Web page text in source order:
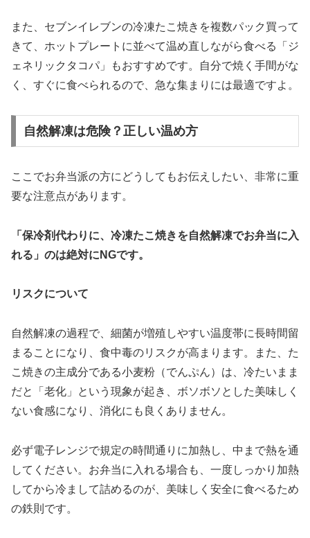
また、セブンイレブンの冷凍たこ焼きを複数パック買って
きて、ホットプレートに並べて温め直しながら食べる「ジ
ェネリックタコパ」もおすすめです。自分で焼く手間がな
く、すぐに食べられるので、急な集まりには最適ですよ。
自然解凍は危険？正しい温め方
ここでお弁当派の方にどうしてもお伝えしたい、非常に重
要な注意点があります。
「保冷剤代わりに、冷凍たこ焼きを自然解凍でお弁当に入
れる」のは絶対にNGです。
リスクについて
自然解凍の過程で、細菌が増殖しやすい温度帯に長時間留
まることになり、食中毒のリスクが高まります。また、た
こ焼きの主成分である小麦粉（でんぷん）は、冷たいまま
だと「老化」という現象が起き、ボソボソとした美味しく
ない食感になり、消化にも良くありません。
必ず電子レンジで規定の時間通りに加熱し、中まで熱を通
してください。お弁当に入れる場合も、一度しっかり加熱
してから冷まして詰めるのが、美味しく安全に食べるため
の鉄則です。